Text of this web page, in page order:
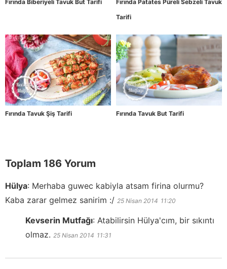
Fırında Biberiyeli Tavuk But Tarifi
Fırında Patates Püreli Sebzeli Tavuk
Tarifi
Fırında Tavuk Şiş Tarifi Fırında Tavuk But Tarifi
Toplam 186 Yorum
Hülya: Merhaba guwec kabiyla atsam firina olurmu?
Kaba zarar gelmez sanirim :/ 25 Nisan 2014 11:20
Kevserin Mutfağı: Atabilirsin Hülya'cım, bir sıkıntı
olmaz. 25 Nisan 2014 11:31